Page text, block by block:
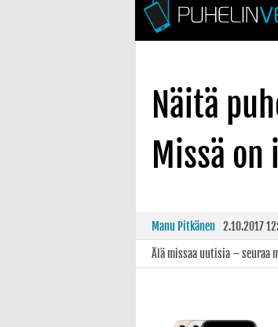
Näitä
Missä on
Manu Pitkänen 2.10.2017
Älä missaa uutisia – seuraa